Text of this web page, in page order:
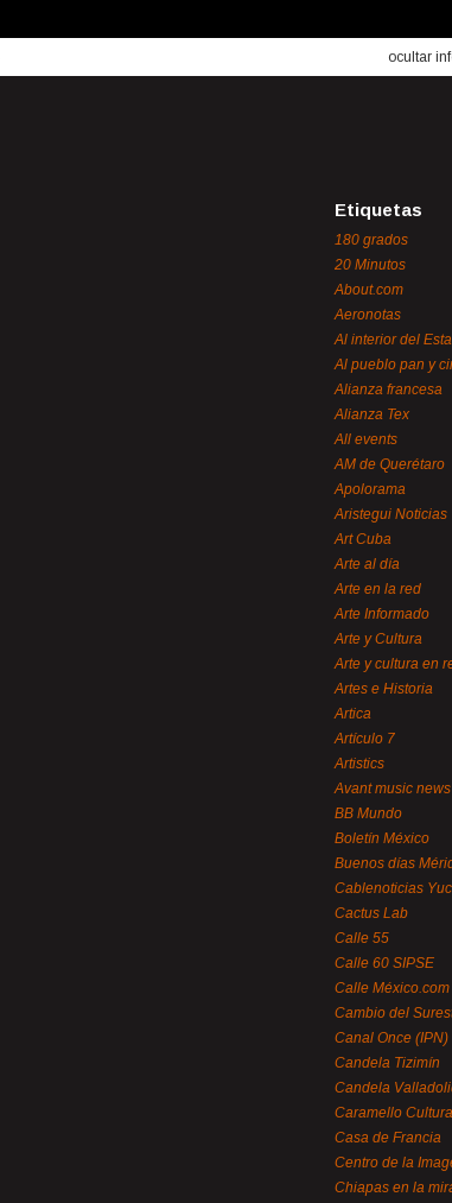
ocultar
Etiquetas
180 grados
20 Minutos
About.com
Aeronotas
Al interior del
Al pueblo pan y
Alianza francesa
Alianza Tex
All events
AM de Querétaro
Apolorama
Aristegui Noticias
Art Cuba
Arte al día
Arte en la red
Arte Informado
Arte y Cultura
Arte y cultura en
Artes e Historia
Artica
Artículo 7
Artistics
Avant music news
BB Mundo
Boletín México
Buenos días
Cablenoticias
Cactus Lab
Calle 55
Calle 60 SIPSE
Calle México.com
Cambio del
Canal Once (IPN)
Candela Tizimín
Candela
Caramello
Casa de Francia
Centro de la
Chiapas en la